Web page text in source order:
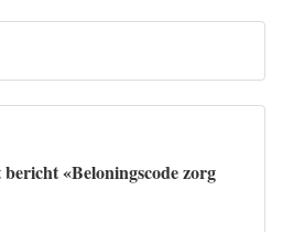
«Beloningscode zorg